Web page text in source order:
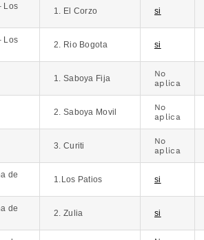
Los
1. El Corzo si
Los
2. Rio Bogota si
1. Saboya Fija
No
aplica
2. Saboya Movil
No
aplica
3. Curiti
No
aplica
de
1.Los Patios si
de
2. Zulia si